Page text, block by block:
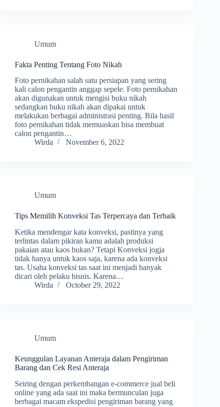
Umum
Fakta Penting Tentang Foto Nikah
Foto pernikahan salah satu persiapan yang sering
kali calon pengantin anggap sepele. Foto pernikahan
akan digunakan untuk mengisi buku nikah
sedangkan buku nikah akan dipakai untuk
melakukan berbagai administrasi penting. Bila hasil
foto pernikahan tidak memuaskan bisa membuat
calon pengantin…
Wirda
November 6, 2022
Umum
Tips Memilih Konveksi Tas Terpercaya dan Terbaik
Ketika mendengar kata konveksi, pastinya yang
terlintas dalam pikiran kamu adalah produksi
pakaian atau kaos bukan? Tetapi Konveksi jogja
tidak hanya untuk kaos saja, karena ada konveksi
tas. Usaha konveksi tas saat ini menjadi banyak
dicari oleh pelaku bisnis. Karena…
Wirda
October 29, 2022
Umum
Keunggulan Layanan Anteraja dalam Pengiriman
Barang dan Cek Resi Anteraja
Seiring dengan perkembangan e-commerce jual beli
online yang ada saat ini maka bermunculan juga
berbagai macam ekspedisi pengiriman barang yang